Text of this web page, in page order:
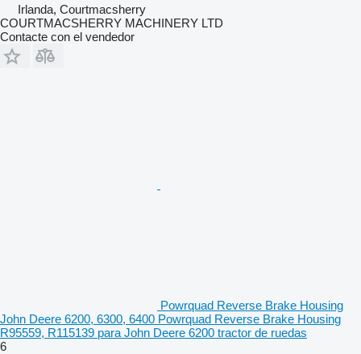
Irlanda, Courtmacsherry
COURTMACSHERRY MACHINERY LTD
Contacte con el vendedor
Powrquad Reverse Brake Housing
John Deere 6200, 6300, 6400 Powrquad Reverse Brake Housing
R95559, R115139 para John Deere 6200 tractor de ruedas
6